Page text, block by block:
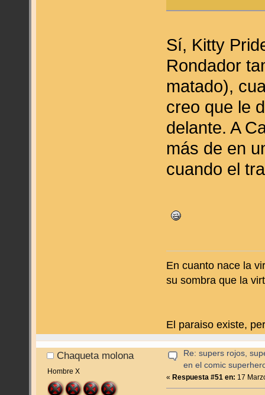
Sí, Kitty
Rondador
matado),
creo que le
delante. A
más de en
cuando el
En cuanto nace la
su sombra que la
El paraiso existe,
Chaqueta molona
Hombre X
Re: supers rojos,
en el comic
« Respuesta #51 en: 17